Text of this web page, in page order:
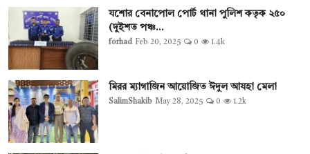
যশোর বেনাপোল পোর্ট থানা পুলিশ কতৃক ২৫০
(দুইশত পঞ্চ...
forhad Feb 20, 2025 0 1.4k
মিরর ম্যাগাজিন আয়োজিত ঈদুল আযহা মেলা
SalimShakib May 28, 2025 0 1.2k